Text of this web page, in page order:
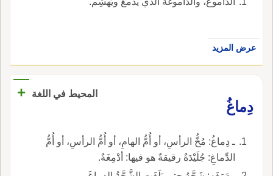
عرض المزيد
المحيط في اللغة
+
دِماغُ
ـ دِماغُ: مُخُّ الرأسِ، أو أُمُّ الهامِ، أو أُمُّ الرأسِ، أو أُمُّ
الدِّماغِ: جُلَيْدَةٌ رقيقةٌ هو فيها: أدْمِغَةٌ.